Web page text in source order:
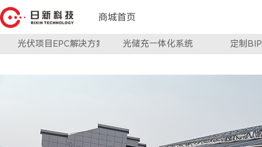
商城首页
光伏项目EPC解决方案 光储充一体化系统 定制